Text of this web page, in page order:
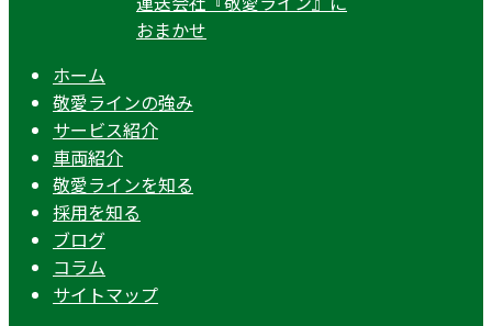
ホーム
敬愛ラインの強み
サービス紹介
車両紹介
敬愛ラインを知る
採用を知る
ブログ
コラム
サイトマップ